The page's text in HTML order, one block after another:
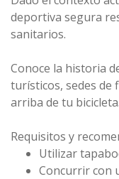
deportiva segura
sanitarios.
Conoce la historia
turísticos, sedes de
arriba de tu bicicleta.
Requisitos y
Utilizar
Concurrir con